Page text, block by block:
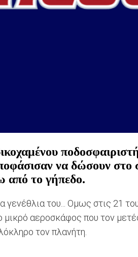
να δώσουν στο
από το γήπεδο.
γενέθλια του... Ομως στις 21
αεροσκάφος που τον
τον πλανήτη.